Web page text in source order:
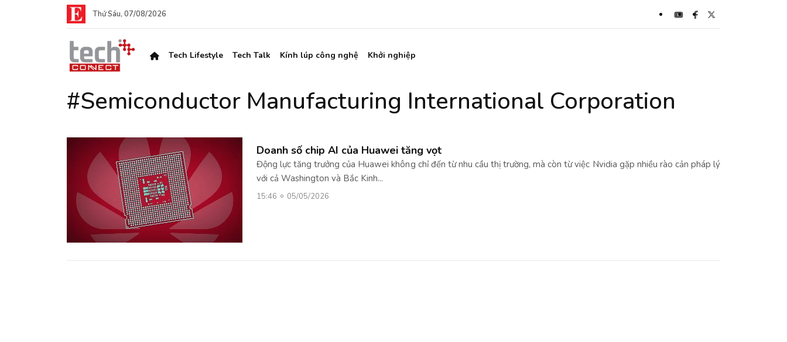
Thứ Sáu, 07/08/2026
Tech Lifestyle Tech Talk Kính lúp công nghệ Khởi nghiệp
#Semiconductor Manufacturing International Corporation
Doanh số chip AI của Huawei tăng vọt
Động lực tăng trưởng của Huawei không chỉ đến từ nhu cầu thị trường, mà còn từ việc Nvidia gặp nhiều rào cản pháp lý
với cả Washington và Bắc Kinh...
15:46 05/05/2026